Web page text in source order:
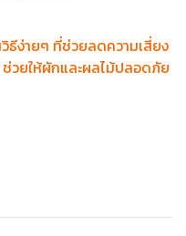
ธีง่ายๆ ที่ช่วยลดความเสี่ยง
วยให้ผักและผลไม้ปลอดภัย